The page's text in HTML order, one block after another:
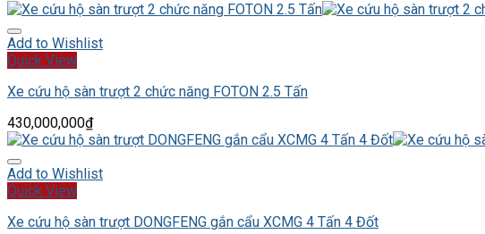
Add to Wishlist
Quick View
Xe cứu hộ sàn trượt 2 chức năng FOTON 2.5 Tấn
430,000,000₫
Add to Wishlist
Quick View
Xe cứu hộ sàn trượt DONGFENG gắn cẩu XCMG 4 Tấn 4 Đốt